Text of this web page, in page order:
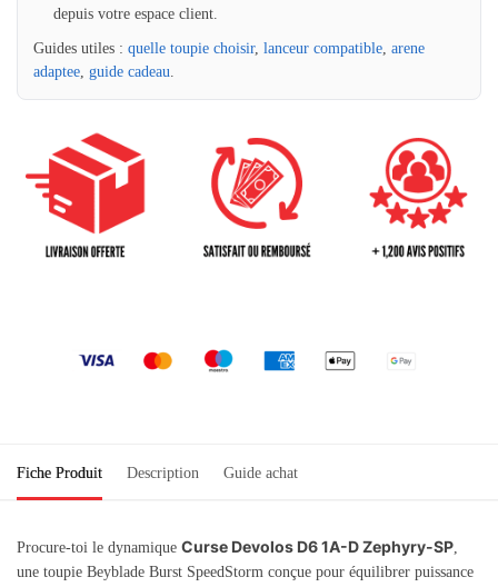
depuis votre espace client.
Guides utiles : quelle toupie choisir, lanceur compatible arene
adaptee guide cadeau
Fiche Produit Description Guide achat
Procure-toi le dynamique Curse Devolos D6 1A-D Zephyry-SP,
une toupie Beyblade Burst SpeedStorm conçue pour équilibrer puissance